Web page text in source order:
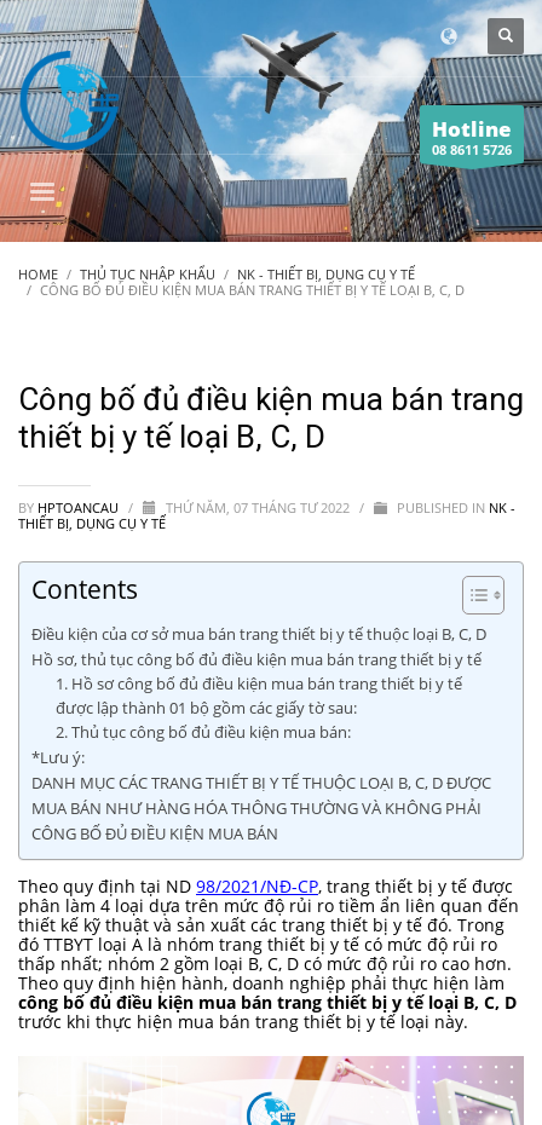
Hotline
08 8611 5726
HOME THỦ TỤC NHẬP KHẨU
NK - THIẾT BỊ, DỤNG CỤ Y TẾ
CÔNG BỐ ĐỦ ĐIỀU KIỆN MUA BÁN TRANG THIẾT BỊ Y TẾ LOẠI B, C, D
Công bố đủ điều kiện mua bán trang
thiết bị y tế loại B, C, D
BY HPTOANCAU / THỨ NĂM, 07 THÁNG TƯ 2022 / PUBLISHED IN NK -
THIẾT BỊ, DỤNG CỤ Y TẾ
Contents
Điều kiện của cơ sở mua bán trang thiết bị y tế thuộc loại B, C, D
Hồ sơ, thủ tục công bố đủ điều kiện mua bán trang thiết bị y tế
1. Hồ sơ công bố đủ điều kiện mua bán trang thiết bị y tế
được lập thành 01 bộ gồm các giấy tờ sau:
2. Thủ tục công bố đủ điều kiện mua bán:
*Lưu ý:
DANH MỤC CÁC TRANG THIẾT BỊ Y TẾ THUỘC LOẠI B, C, D ĐƯỢC
MUA BÁN NHƯ HÀNG HÓA THÔNG THƯỜNG VÀ KHÔNG PHẢI
CÔNG BỐ ĐỦ ĐIỀU KIỆN MUA BÁN
Theo quy định tại ND 98/2021/NĐ-CP, trang thiết bị y tế được
phân làm 4 loại dựa trên mức độ rủi ro tiềm ẩn liên quan đến
thiết kế kỹ thuật và sản xuất các trang thiết bị y tế đó. Trong
đó TTBYT loại A là nhóm trang thiết bị y tế có mức độ rủi ro
thấp nhất; nhóm 2 gồm loại B, C, D có mức độ rủi ro cao hơn.
Theo quy định hiện hành, doanh nghiệp phải thực hiện làm
công bố đủ điều kiện mua bán trang thiết bị y tế loại B, C, D
trước khi thực hiện mua bán trang thiết bị y tế loại này.